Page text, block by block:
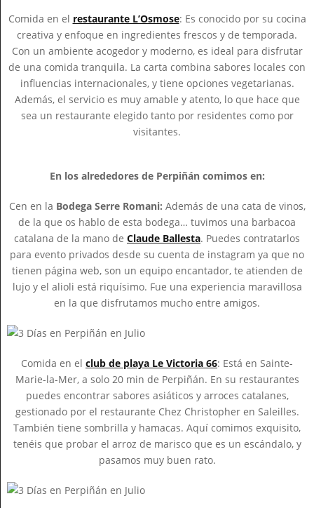
Comida en el restaurante L’Osmose: Es conocido por su cocina
creativa y enfoque en ingredientes frescos y de temporada.
Con un ambiente acogedor y moderno, es ideal para disfrutar
de una comida tranquila. La carta combina sabores locales con
influencias internacionales, y tiene opciones vegetarianas.
Además, el servicio es muy amable y atento, lo que hace que
sea un restaurante elegido tanto por residentes como por
visitantes.
En los alrededores de Perpiñán comimos en:
Cen en la Bodega Serre Romani: Además de una cata de vinos,
de la que os hablo de esta bodega… tuvimos una barbacoa
catalana de la mano de Claude Ballesta. Puedes contratarlos
para evento privados desde su cuenta de instagram ya que no
tienen página web, son un equipo encantador, te atienden de
lujo y el alioli está riquísimo. Fue una experiencia maravillosa
en la que disfrutamos mucho entre amigos.
Comida en el club de playa Le Victoria 66: Está en Sainte-
Marie-la-Mer, a solo 20 min de Perpiñán. En su restaurantes
puedes encontrar sabores asiáticos y arroces catalanes,
gestionado por el restaurante Chez Christopher en Saleilles.
También tiene sombrilla y hamacas. Aquí comimos exquisito,
tenéis que probar el arroz de marisco que es un escándalo, y
pasamos muy buen rato.